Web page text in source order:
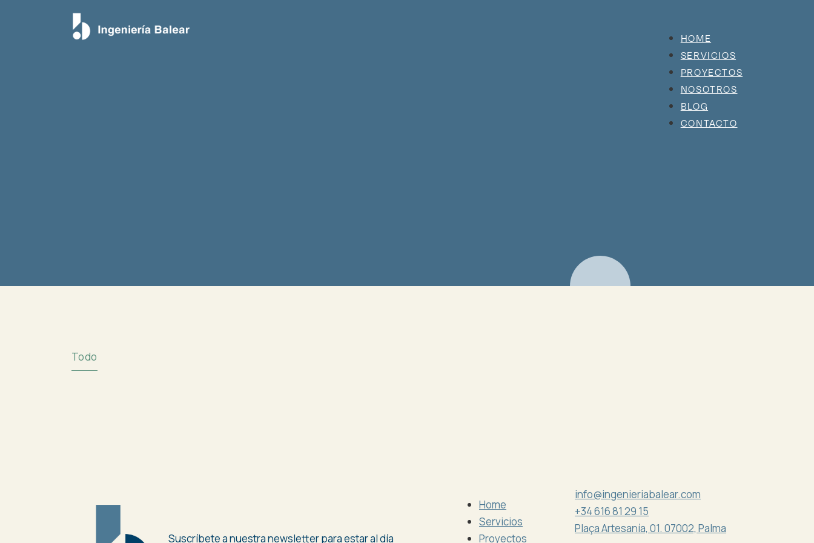
HOME
SERVICIOS
PROYECTOS
NOSOTROS
BLOG
CONTACTO
Todo
Suscríbete a nuestra newsletter para estar al día
Home
Servicios
Proyectos
info@ingenieriabalear.com
+34 616 81 29 15
Plaça Artesanía, 01. 07002, Palma